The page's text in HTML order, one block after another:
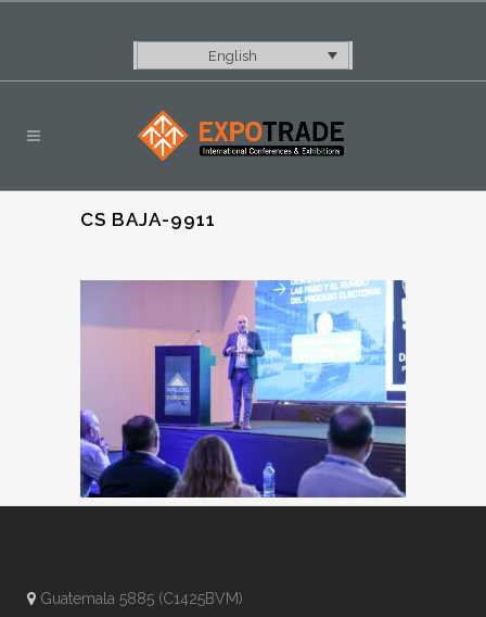
English
CS BAJA-9911
Guatemala 5885 (C1425BVM)